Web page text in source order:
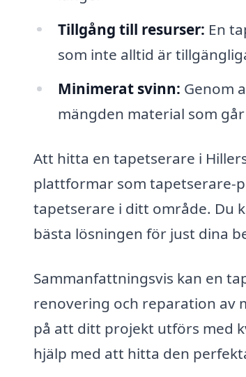
Tillgång till resurser: En
som inte alltid är
Minimerat svinn: Genom
mängden material som
Att hitta en tapetserare i
plattformar som tapetserare-
tapetserare i ditt område. Du
bästa lösningen för just dina
Sammanfattningsvis kan en
renovering och reparation av
på att ditt projekt utförs med
hjälp med att hitta den